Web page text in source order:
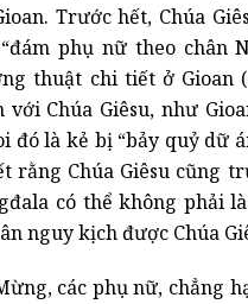
Trước hết, Chúa
phụ nữ theo chân
thuật chi tiết ở Gioan
Chúa Giêsu, như
đó là kẻ bị “bảy quỷ dữ
rằng Chúa Giêsu cũng
có thể không phải
nguy kịch được Chúa
các phụ nữ, chẳng